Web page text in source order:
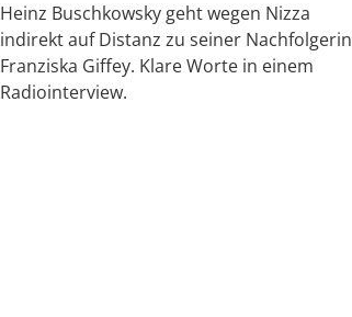
Heinz Buschkowsky geht wegen Nizza
indirekt auf Distanz zu seiner Nachfolgerin
Franziska Giffey. Klare Worte in einem
Radiointerview.